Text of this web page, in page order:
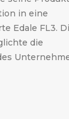
in eine
Edale FL3.
die